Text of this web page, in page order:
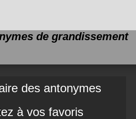
de grandissement
des antonymes
à vos favoris